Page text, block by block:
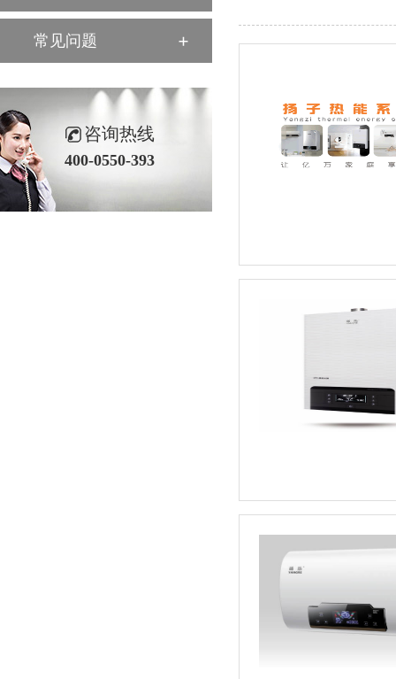
常见问题
咨询热线
400-0550-393